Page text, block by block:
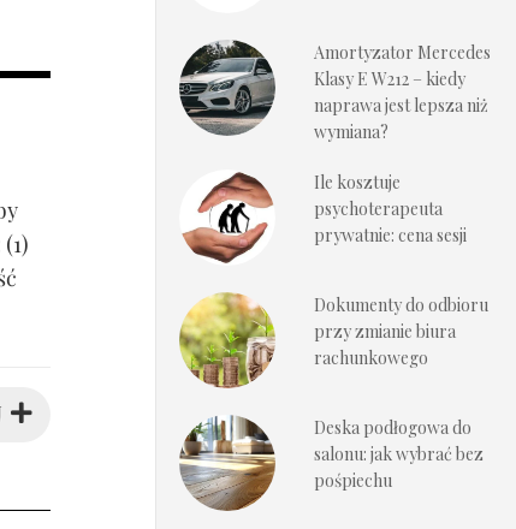
Amortyzator Mercedes
Klasy E W212 – kiedy
naprawa jest lepsza niż
wymiana?
Ile kosztuje
psychoterapeuta
prywatnie: cena sesji
Dokumenty do odbioru
przy zmianie biura
rachunkowego
Deska podłogowa do
salonu: jak wybrać bez
pośpiechu